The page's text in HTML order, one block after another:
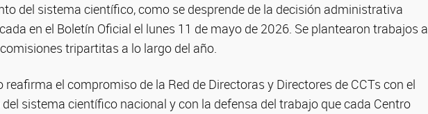
del sistema científico, como se desprende de la decisión administrativa
en el Boletín Oficial el lunes 11 de mayo de 2026. Se plantearon trabajos a
tripartitas a lo largo del año.
reafirma el compromiso de la Red de Directoras y Directores de CCTs con el
sistema científico nacional y con la defensa del trabajo que cada Centro